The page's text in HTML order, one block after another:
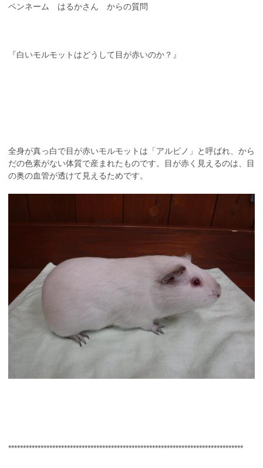
ペンネーム はるかさん からの質問
『白いモルモットはどうして目が赤いのか？』
全身が真っ白で目が赤いモルモットは「アルビノ」と呼ばれ、から
だの色素がない体質で産まれたものです。目が赤く見えるのは、目
の奥の血管が透けて見えるためです。
********************************************************************************